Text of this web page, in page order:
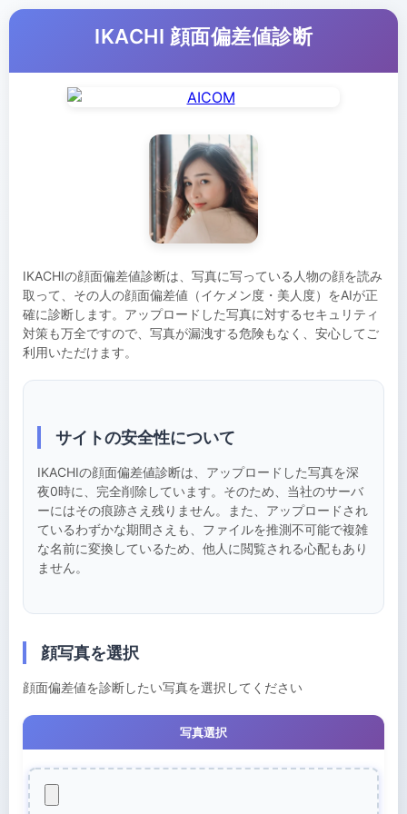
IKACHI 顔面偏差値診断
IKACHIの顔面偏差値診断は、写真に写っている人物の顔を読み
取って、その人の顔面偏差値（イケメン度・美人度）をAIが正
確に診断します。アップロードした写真に対するセキュリティ
対策も万全ですので、写真が漏洩する危険もなく、安心してご
利用いただけます。
サイトの安全性について
IKACHIの顔面偏差値診断は、アップロードした写真を深
夜0時に、完全削除しています。そのため、当社のサーバ
ーにはその痕跡さえ残りません。また、アップロードされ
ているわずかな期間さえも、ファイルを推測不可能で複雑
な名前に変換しているため、他人に閲覧される心配もあり
ません。
顔写真を選択
顔面偏差値を診断したい写真を選択してください
写真選択